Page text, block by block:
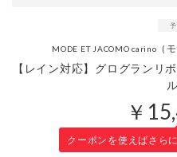
MODE ET JACOMO carino （
【レイン対応】グログランリ
￥
クーポンを使えばさらに